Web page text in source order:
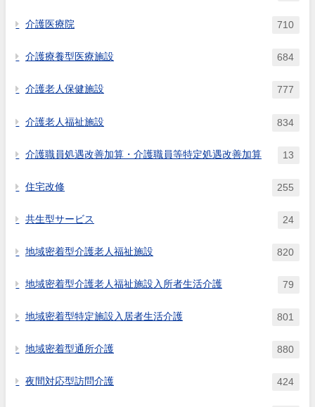
介護医療院 710
介護療養型医療施設 684
介護老人保健施設 777
介護老人福祉施設 834
介護職員処遇改善加算・介護職員等特定処遇改善加算 13
住宅改修 255
共生型サービス 24
地域密着型介護老人福祉施設 820
地域密着型介護老人福祉施設入所者生活介護 79
地域密着型特定施設入居者生活介護 801
地域密着型通所介護 880
夜間対応型訪問介護 424